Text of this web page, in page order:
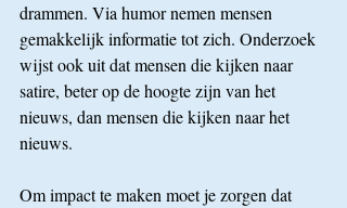
drammen. Via humor nemen mensen
gemakkelijk informatie tot zich. Onderzoek
wijst ook uit dat mensen die kijken naar
satire, beter op de hoogte zijn van het
nieuws, dan mensen die kijken naar het
nieuws.
Om impact te maken moet je zorgen dat